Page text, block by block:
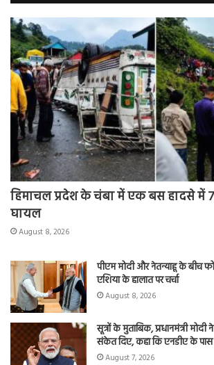
हिमाचल प्रदेश के चंबा में एक बस हादसे में 7
घायल
August 8, 2026
पीएम मोदी और नेतन्याहू के बीच
एशिया के हालात पर चर्चा
August 8, 2026
सूत्रों के मुताबिक, प्रधानमंत्री
संकेत दिए, कहा कि एनडीए के
August 7, 2026